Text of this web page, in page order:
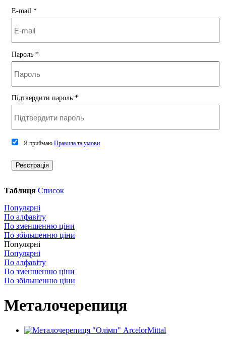
E-mail *
Пароль *
Підтвердити пароль *
Я приймаю Правила та умови
Реєстрація
Таблиця Список
Популярні
По алфавіту
По зменшенню ціни
По збільшенню ціни
Популярні
Популярні
По алфавіту
По зменшенню ціни
По збільшенню ціни
Металочерепиця